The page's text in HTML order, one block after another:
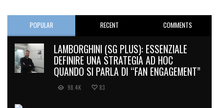
POPULAR RECENT COMMENTS
LAMBORGHINI (SG PLUS): ESSENZIALE
DEFINIRE UNA STRATEGIA AD HOC
QUANDO SI PARLA DI “FAN ENGAGEMENT”
98.4K 83